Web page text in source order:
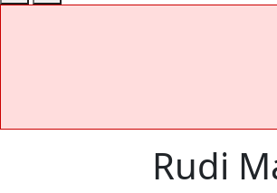
Rudi